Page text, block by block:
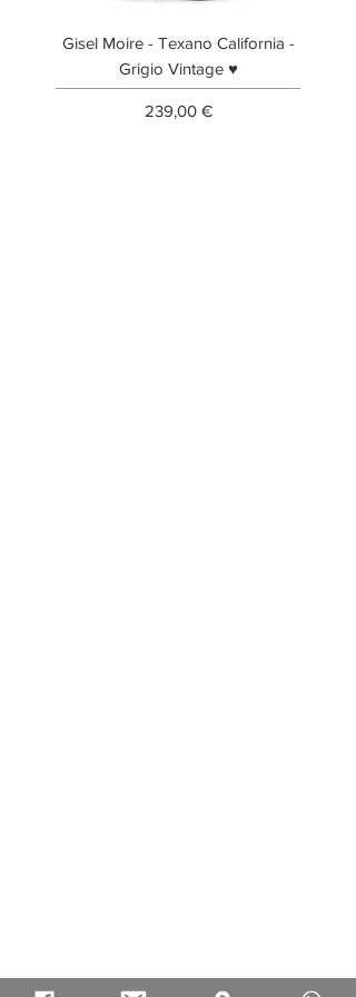
Gisel Moire - Texano California -
Grigio Vintage ♥
Prezzo
239,00 €